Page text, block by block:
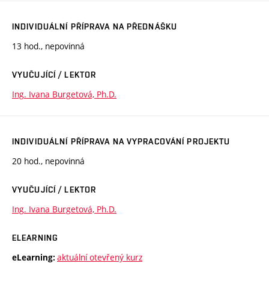
INDIVIDUÁLNÍ PŘÍPRAVA NA PŘEDNÁŠKU
13 hod., nepovinná
VYUČUJÍCÍ / LEKTOR
Ing. Ivana Burgetová, Ph.D.
INDIVIDUÁLNÍ PŘÍPRAVA NA VYPRACOVÁNÍ PROJEKTU
20 hod., nepovinná
VYUČUJÍCÍ / LEKTOR
Ing. Ivana Burgetová, Ph.D.
ELEARNING
eLearning: aktuální otevřený kurz